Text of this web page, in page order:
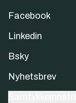
bruk for
Facebook
Linkedin
Bsky
Nyhetsbrev